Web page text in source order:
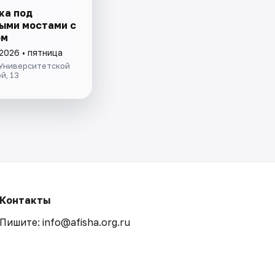
под
мостами с
• пятница
13
Контакты
Пишите: info@afisha.org.ru